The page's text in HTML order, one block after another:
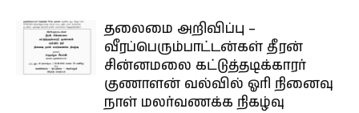
தலைமை அறிவிப்பு –
வீரப்பெரும்பாட்டன்கள் தீரன்
சின்னமலை கட்டுத்தடிக்காரர்
குணாளன் வல்வில் ஓரி நினைவு
நாள் மலர்வணக்க நிகழ்வு